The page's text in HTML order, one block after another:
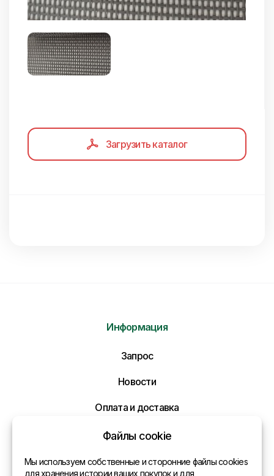
Загрузить каталог
Отправить нам сообщение
Информация
Запрос
Новости
Оплата и доставка
Политика конфиденциальности
Контакты
Файлы cookie
Мы используем собственные и сторонние файлы cookies
для хранения истории ваших покупок и для